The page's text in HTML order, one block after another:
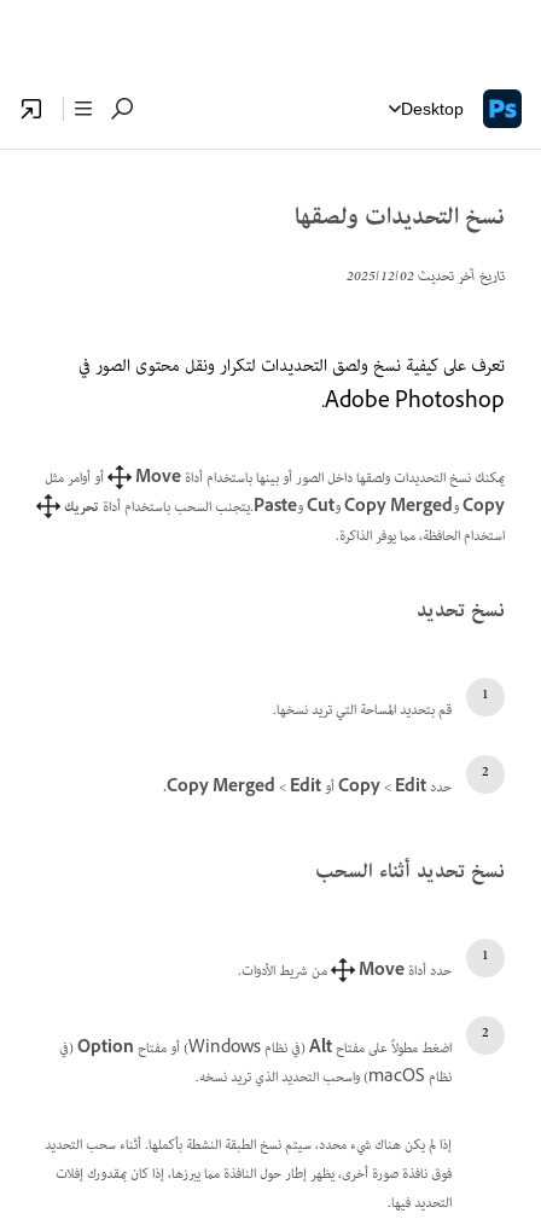
Desktop
نسخ التحديدات ولصقها
تاريخ آخر تحديث02‏/12‏/2025
تعرف على كيفية نسخ ولصق التحديدات لتكرار ونقل محتوى الصور في
Adobe Photoshop.
يمكنك نسخ التحديدات ولصقها داخل الصور أو بينها باستخدام أداةMove
أو أوامر مثل
CopyوCopy MergedوCutوPaste.يتجنب السحب باستخدام أداة تحريك
استخدام الحافظة، مما يوفر الذاكرة.
نسخ تحديد
قم بتحديد المساحة التي تريد نسخها.
حددEdit‏
>
Copy‏أوEdit‏
>
Copy Merged.
نسخ تحديد أثناء السحب
حدد أداةMove من شريط الأدوات.
اضغط مطولاً على مفتاحAlt(في نظام Windows) أو مفتاح Option(في
نظام macOS) واسحب التحديد الذي تريد نسخه.
إذا لم يكن هناك شيء محدد، سيتم نسخ الطبقة النشطة بأكملها. أثناء سحب التحديد
فوق نافذة صورة أخرى، يظهر إطار حول النافذة مما يبرزها، إذا كان بمقدورك إفلات
التحديد فيها.